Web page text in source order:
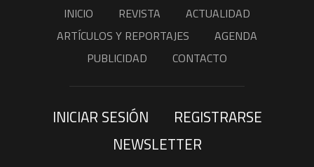
INICIO REVISTA
ACTUALIDAD
ARTÍCULOS Y REPORTAJES
AGENDA
PUBLICIDAD
CONTACTO
INICIAR SESIÓN
REGISTRARSE
NEWSLETTER